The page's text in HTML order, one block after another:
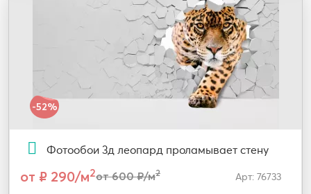
-52%
Фотообои 3д леопард проламывает стену
от ₽ 290/м2от 600 ₽/м2 Арт: 76733